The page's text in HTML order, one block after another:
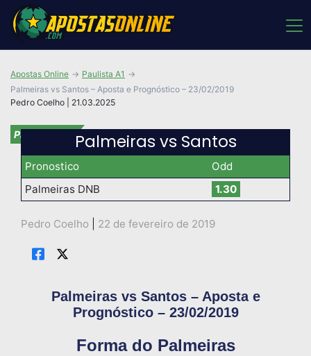
Pedro Coelho | 21.03.2025
Apostas Online
Paulista A1
Palmeiras vs Santos – Aposta e Prognóstico – 23/02/2019
Paulista A1 Palmeiras vs Santos
Pronostico
Odd
Palmeiras DNB
1.30
Pedro Coelho 22 de fevereiro de 2019
Palmeiras vs Santos – Aposta e
Prognóstico – 23/02/2019
Forma do Palmeiras